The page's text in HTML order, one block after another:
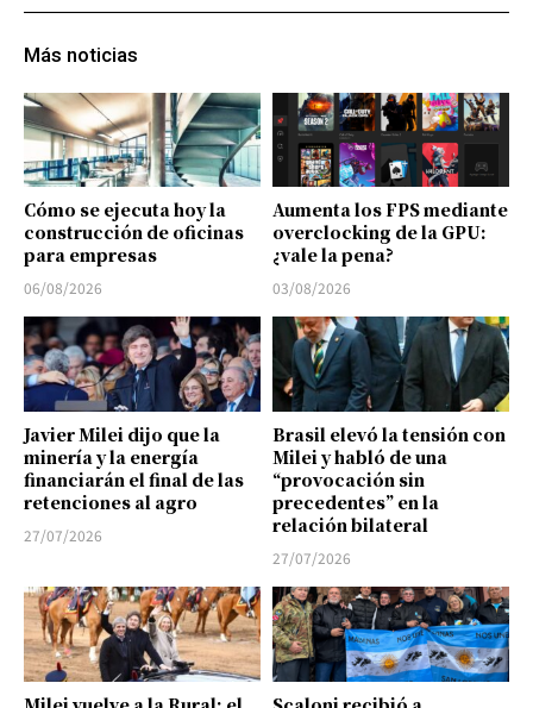
Más noticias
Cómo se ejecuta hoy la
construcción de oficinas
para empresas
06/08/2026
Aumenta los FPS mediante
overclocking de la GPU:
¿vale la pena?
03/08/2026
Javier Milei dijo que la
minería y la energía
financiarán el final de las
retenciones al agro
27/07/2026
Brasil elevó la tensión con
Milei y habló de una
“provocación sin
precedentes” en la
relación bilateral
27/07/2026